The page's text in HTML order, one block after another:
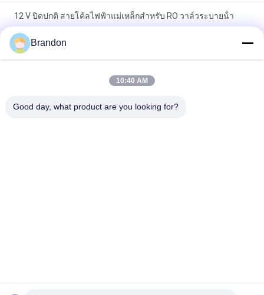
12 V ปิดปกติ สายโค้ลไฟฟ้าแม่เหล็กสําหรับ RO วาล์วระบายน้ํา
EVI 3P/16 AMISCO ประเภทไฮดรอลิกโซลินอยด์คอยล์ 220VAC
110VAC 24VDC 12VDC 26W
ระบบ Reverse Osmosis น้ำบริสุทธิ์ 6.35 มม. ปลั๊กโซลินอยด์วาล์ว
Brandon
10:40 AM
Good day, what product are you looking for?